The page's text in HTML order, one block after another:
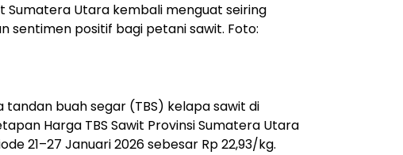
Sumatera Utara kembali menguat seiring
sentimen positif bagi petani sawit. Foto:
buah segar (TBS) kelapa sawit di
Harga TBS Sawit Provinsi Sumatera Utara
21–27 Januari 2026 sebesar Rp 22,93/kg.